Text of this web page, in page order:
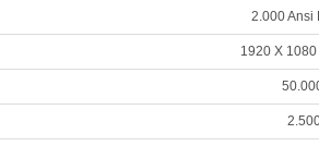
2.000 Ansi
1920 X